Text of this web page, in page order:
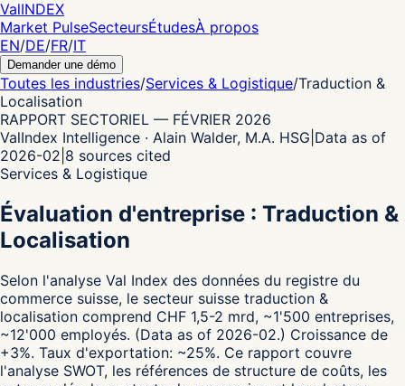
ValINDEX
Market PulseSecteursÉtudesÀ propos
EN/DE/FR/IT
Demander une démo
Toutes les industries/Services & Logistique/Traduction &
Localisation
RAPPORT SECTORIEL — FÉVRIER 2026
ValIndex Intelligence · Alain Walder, M.A. HSG Data as of
2026-02 8 sources cited
Services & Logistique
Évaluation d'entreprise : Traduction &
Localisation
Selon l'analyse Val Index des données du registre du
commerce suisse, le secteur suisse traduction &
localisation comprend CHF 1,5-2 mrd, ~1'500 entreprises,
~12'000 employés. (Data as of 2026-02.) Croissance de
+3%. Taux d'exportation: ~25%. Ce rapport couvre
l'analyse SWOT, les références de structure de coûts, les